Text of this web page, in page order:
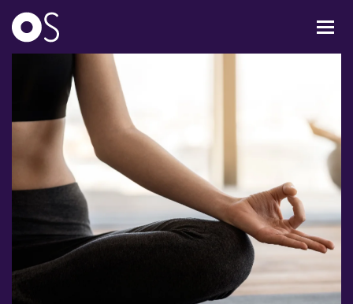
BØRN & UNGE
INFO
GAVEKORT